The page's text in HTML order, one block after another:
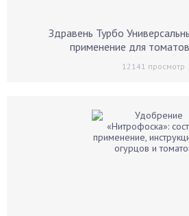
Здравень Турбо
применение для
12141 просмотр